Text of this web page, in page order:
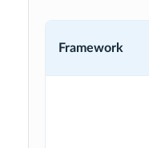
Framework